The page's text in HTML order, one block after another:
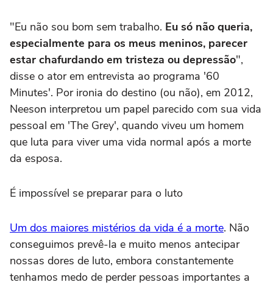
"Eu não sou bom sem trabalho. Eu só não queria,
especialmente para os meus meninos, parecer
estar chafurdando em tristeza ou depressão",
disse o ator em entrevista ao programa '60
Minutes'. Por ironia do destino (ou não), em 2012,
Neeson interpretou um papel parecido com sua vida
pessoal em 'The Grey', quando viveu um homem
que luta para viver uma vida normal após a morte
da esposa.
É impossível se preparar para o luto
Um dos maiores mistérios da vida é a morte. Não
conseguimos prevê-la e muito menos antecipar
nossas dores de luto, embora constantemente
tenhamos medo de perder pessoas importantes a